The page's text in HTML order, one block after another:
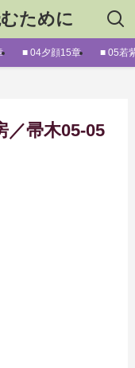
ために
■ 04夕顔15章 ■ 05若
／帚木05-05